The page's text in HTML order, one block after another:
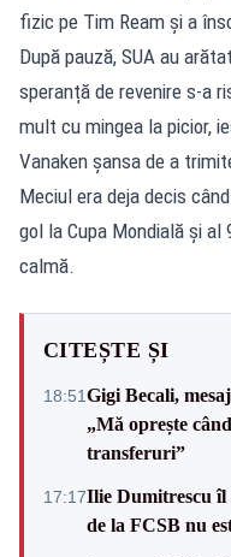
fizic pe Tim Ream și a
După pauză, SUA au
speranță de revenire s-a
mult cu mingea la picior,
Vanaken șansa de a
Meciul era deja decis
gol la Cupa Mondială și
calmă.
CITEȘTE ȘI
18:51Gigi Becali,
„Mă oprește
transferuri”
17:17Ilie Dumitrescu îl
de la FCSB nu